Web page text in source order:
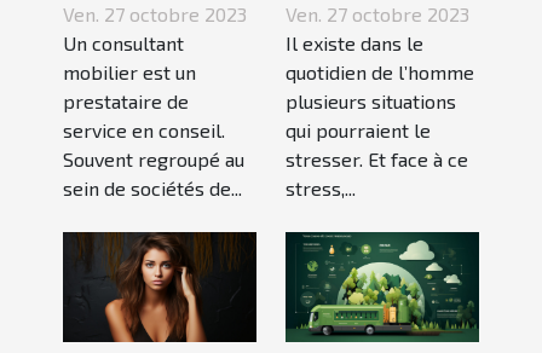
mobilier ?
Ven. 27 octobre 2023
Un consultant
mobilier est un
prestataire de
service en conseil.
Souvent regroupé au
sein de sociétés de...
techniques
pour vaincre le
stress ?
Ven. 27 octobre 2023
Il existe dans le
quotidien de l’homme
plusieurs situations
qui pourraient le
stresser. Et face à ce
stress,...